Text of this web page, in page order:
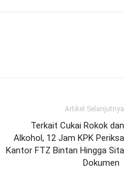
Artikel Selanjutnya
Terkait Cukai Rokok dan
Alkohol, 12 Jam KPK Periksa
Kantor FTZ Bintan Hingga Sita
Dokumen